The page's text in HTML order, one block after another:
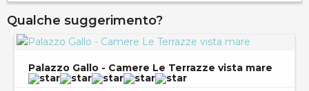
Qualche suggerimento?
Palazzo Gallo - Camere Le Terrazze vista mare